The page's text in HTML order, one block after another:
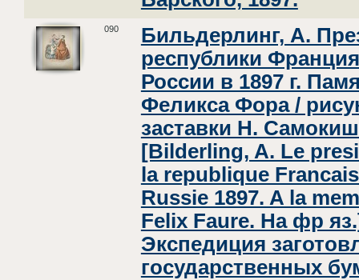
090
Бильдерлинг, А.
республики
России в 1897 г.
Феликса Фора /
заставки Н.
[Bilderling, A. Le
la republique
Russie 1897. A la
Felix Faure. На фр
Экспедиция
государственных